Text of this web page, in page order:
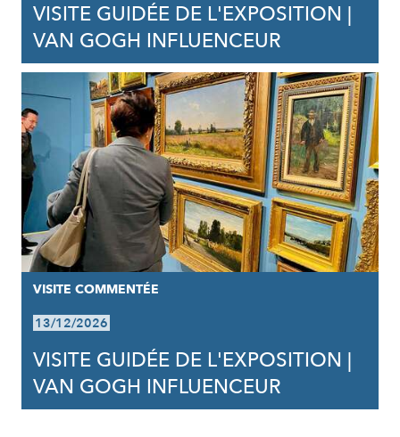
VISITE GUIDÉE DE L'EXPOSITION |
VAN GOGH INFLUENCEUR
VISITE COMMENTÉE
13/12/2026
VISITE GUIDÉE DE L'EXPOSITION |
VAN GOGH INFLUENCEUR